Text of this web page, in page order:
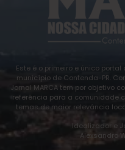
Este é o primeiro e único
município de Contenda-PR.
Jornal MARCA tem por objetivo
referência para a comunidade
temas de maior relevância
Idealizador e
Alexsandro